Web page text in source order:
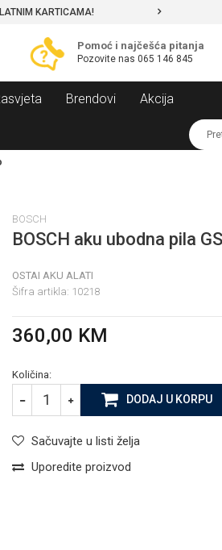
KARTICAMA!
Pomoć i najčešća pitanja
Pozovite nas 065 146 845
Brendovi Akcija
BOSCH
BOSCH aku ubodna pila
OSTAI AKU ALATI
Šifra artikla: 10218
360,00 KM
Količina:
DODAJ U KORPU
Sačuvajte u listi želja
Uporedite proizvod